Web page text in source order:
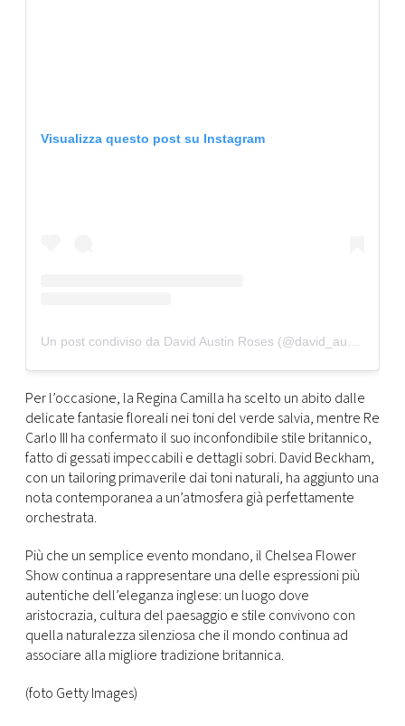
Visualizza questo post su Instagram
Un post condiviso da David Austin Roses (@david_austin_roses)
Per l’occasione, la Regina Camilla ha scelto un abito dalle
delicate fantasie floreali nei toni del verde salvia, mentre Re
Carlo III ha confermato il suo inconfondibile stile britannico,
fatto di gessati impeccabili e dettagli sobri. David Beckham,
con un tailoring primaverile dai toni naturali, ha aggiunto una
nota contemporanea a un’atmosfera già perfettamente
orchestrata.
Più che un semplice evento mondano, il Chelsea Flower
Show continua a rappresentare una delle espressioni più
autentiche dell’eleganza inglese: un luogo dove
aristocrazia, cultura del paesaggio e stile convivono con
quella naturalezza silenziosa che il mondo continua ad
associare alla migliore tradizione britannica.
(foto Getty Images)